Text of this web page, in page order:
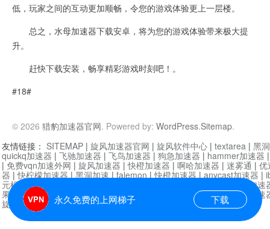
低，玩家之间的互动更加顺畅，令您的游戏体验更上一层楼。
总之，水母加速器下载安卓，将为您的游戏体验带来极大提
升。
赶快下载安装，畅享精彩游戏时刻吧！。
#18#
© 2026 猎豹加速器官网. Powered by: WordPress.Sitemap.
永久免费的上网梯子 下载
友情链接： SITEMAP | 旋风加速器官网 | 旋风软件中心 | textarea | 黑
quickq加速器 | 飞驰加速器 | 飞鸟加速器 | 狗急加速器 | hammer加速器
| 免费vqn加速外网 | 旋风加速器 |快橙加速器 | 啊哈加速器 | 迷雾通 | 优
器 |快柠檬加速器|黑洞加速|falemon|快橙加速器|anycast加速器 |
元机场加速器
小牛加速
果加速器|黑洞加速|银河加速器|猎豹加速器 海鸥加速器|芒果加速
旋风加速器度器|哔咔漫画|PicACG